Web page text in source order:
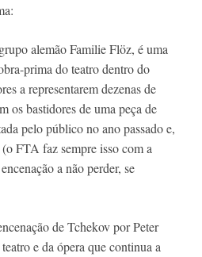
alemão Familie Flöz, é uma
prima do teatro dentro do
a representarem dezenas de
os bastidores de uma peça de
pelo público no ano passado e,
FTA faz sempre isso com a
a não perder, se
de Tchekov por Peter
e da ópera que continua a